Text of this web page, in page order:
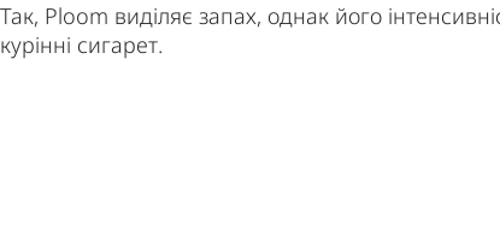
Так, Ploom виділяє запах, однак його
курінні сигарет.